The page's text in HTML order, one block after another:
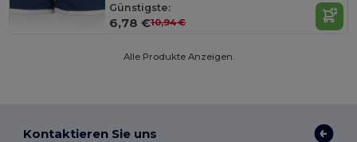
Günstigste:
6,78 €10,94 €
Alle Produkte Anzeigen.
Kontaktieren Sie uns